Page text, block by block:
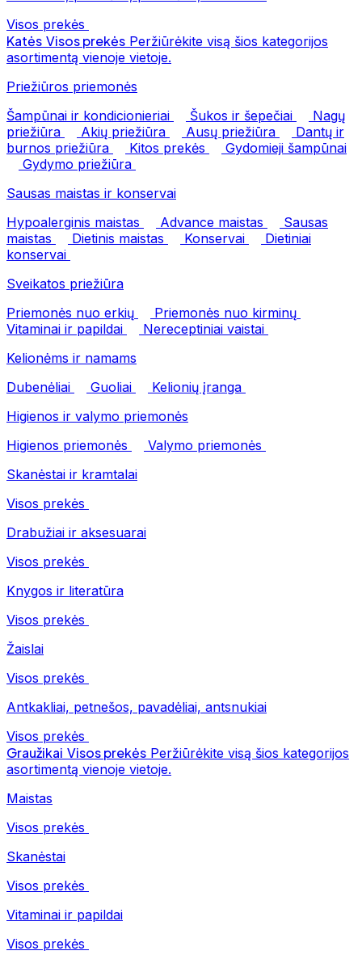
Visos prekės
Katės Visos prekės Peržiūrėkite visą šios kategorijos
asortimentą vienoje vietoje.
Priežiūros priemonės
Šampūnai ir kondicionieriai
Šukos ir šepečiai
Nagų
priežiūra
Akių priežiūra Ausų priežiūra
Dantų ir
burnos priežiūra
Kitos prekės
Gydomieji šampūnai
Gydymo priežiūra
Sausas maistas ir konservai
Hypoalerginis maistas
Advance maistas
Sausas
maistas
Dietinis maistas Konservai
Dietiniai
konservai
Sveikatos priežiūra
Priemonės nuo erkių
Priemonės nuo kirminų
Vitaminai ir papildai
Nereceptiniai vaistai
Kelionėms ir namams
Dubenėliai
Guoliai
Kelionių įranga
Higienos ir valymo priemonės
Higienos priemonės
Valymo priemonės
Skanėstai ir kramtalai
Visos prekės
Drabužiai ir aksesuarai
Visos prekės
Knygos ir literatūra
Visos prekės
Žaislai
Visos prekės
Antkakliai, petnešos, pavadėliai, antsnukiai
Visos prekės
Graužikai Visos prekės Peržiūrėkite visą šios kategorijos
asortimentą vienoje vietoje.
Maistas
Visos prekės
Skanėstai
Visos prekės
Vitaminai ir papildai
Visos prekės